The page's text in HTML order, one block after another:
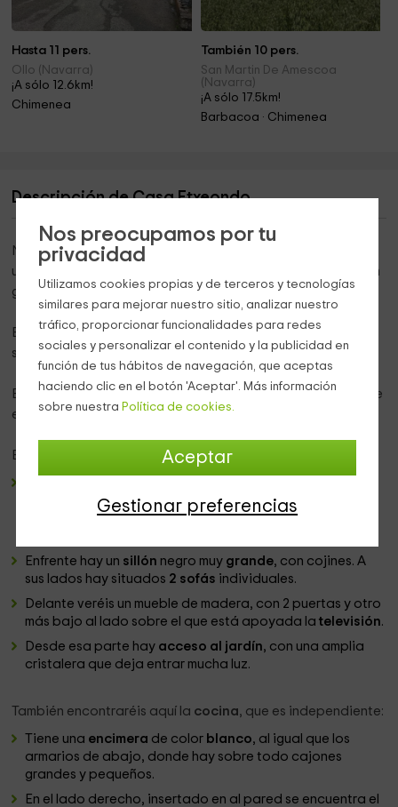
Nos preocupamos por tu
privacidad
Utilizamos cookies propias y de terceros y tecnologías
similares para mejorar nuestro sitio, analizar nuestro
tráfico, proporcionar funcionalidades para redes
sociales y personalizar el contenido y la publicidad en
función de tus hábitos de navegación, que aceptas
haciendo clic en el botón 'Aceptar'. Más información
sobre nuestra Política de cookies.
Aceptar
Gestionar preferencias
Hasta 11 pers.
Ollo (Navarra)
¡A sólo 12.6km!
Chimenea
También 10 pers.
San Martin De Amescoa
(Navarra)
¡A sólo 17.5km!
Barbacoa · Chimenea
Descripción de Casa Etxeondo
Nuestra casa rural se encuentra a las
una población de
en medio de la naturaleza y con
grandesvistas a la montaña.
En ella podréis alojaros hasta10 personas, repartidas en
sus
5 dormitorios dobles.
Está dividida en2 plantasy se puede disfrutar del aire libre
en su jardínconporcheybarbacoa
En la se encuentra elsalón comedor
rectangular consillas negrasacolchadas. Junto a él,
pegado a la pared, hay unarmariocon vitrina donde se
Enfrente hay un sillón negro muy grande, con cojines. A
sus lados hay situados 2 sofás individuales.
Delante veréis un mueble de madera, con 2 puertas y otro
más bajo al lado sobre el que está apoyada latelevisión.
Desde esa parte hay acceso al jardín, con una amplia
cristalera que deja entrar mucha luz.
También encontraréis aquí la cocina, que es independiente:
Tiene una encimera de color blanco, al igual que los
armarios de abajo, donde hay sobre todo cajones
grandes y pequeños.
En el lado derecho, insertado en al pared se encuentra el